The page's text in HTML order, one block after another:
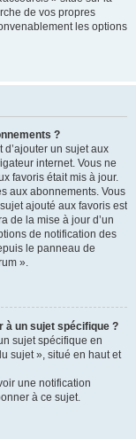
de vos propres
les options
?
un sujet aux
internet. Vous ne
favoris était mis à jour.
aux abonnements. Vous
ajouté aux favoris est
de la mise à jour d’un
de notification des
le panneau de
».
à un sujet spécifique ?
sujet spécifique en
sujet », situé en haut et
une notification
à ce sujet.